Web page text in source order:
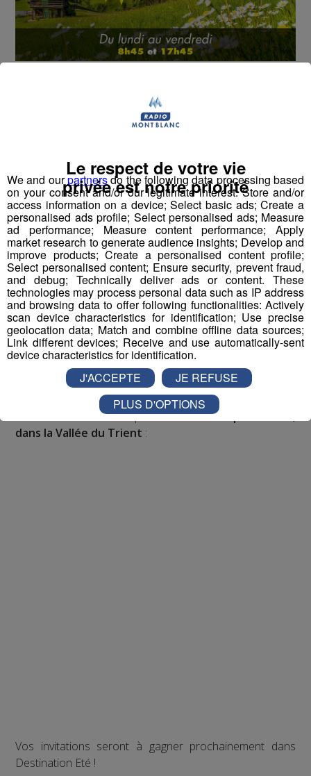
Déstination été ! Une question...une destination !
Nous vous poserons une question, a vous de faire le
bon choix entre les 3 réponses pour repartir avec vos
entrées pour un maximum d'activités dans la région !
Inscription par téléphone toute la journée pour
participer aux 2 tirages au sort par jour à 8h45 et 17h45.
Appelez le standard au 04 50 58 24 09
Pour cette semaine on vous offre vos entrées pour vous
et la personne de votre choix pourWALIBI RHONE
Nathan est allé tester pour vousVerticalp Émosson,
dans la Vallée du Trient :
Vos invitations seront à gagner prochainement dans
Destination Eté !
We and ourpartnersdo the following data processing based
on your consent and/or our legitimate interest: Store and/or
access information on a device; Select basic ads; Create a
personalised ads profile; Select personalised ads; Measure
ad performance; Measure content performance; Apply
market research to generate audience insights; Develop and
improve products; Create a personalised content profile;
Select personalised content; Ensure security, prevent fraud,
and debug; Technically deliver ads or content. These
technologies may process personal data such as IP address
and browsing data to offer following functionalities: Actively
scan device characteristics for identification; Use precise
geolocation data; Match and combine offline data sources;
Link different devices; Receive and use automatically-sent
device characteristics for identification.
Le respect de votre vie
privée est notre priorité
J'ACCEPTE
JE REFUSE
PLUS D'OPTIONS